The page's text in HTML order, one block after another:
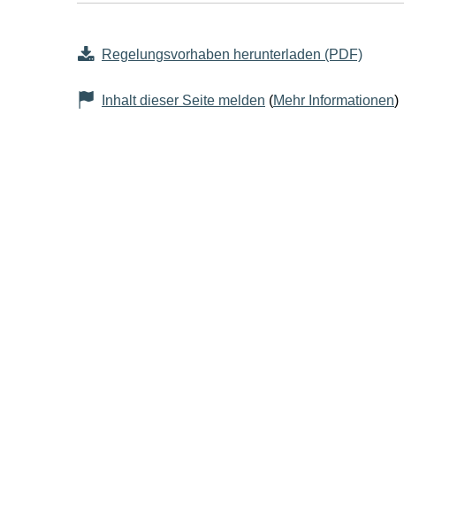
Regelungsvorhaben herunterladen (PDF)
Inhalt dieser Seite melden (Mehr Informationen)